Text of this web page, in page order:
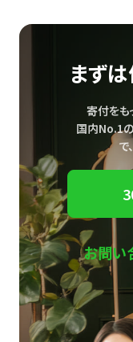
まずは
寄付をも
国内No.1
で、
お問い